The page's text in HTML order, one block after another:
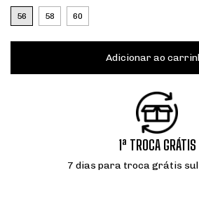
56 58 60
1ª TROCA GRÁTIS
7 dias para troca grátis